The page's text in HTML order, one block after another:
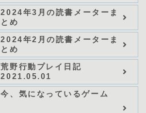
は冒険じゃなくてホワイト商
会の立上げです～（グラスト
ノベルス） (グラスト
NOVELS)/可換環」シリーズ
全巻のあらすじ・感想
2024年3月の読書メーターま
とめ
2024年2月の読書メーターま
とめ
荒野行動プレイ日記
2021.05.01
今、気になっているゲーム